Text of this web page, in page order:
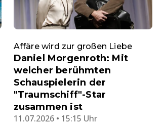
Affäre wird zur großen Liebe
Daniel Morgenroth: Mit
welcher berühmten
Schauspielerin der
"Traumschiff"-Star
zusammen ist
11.07.2026 • 15:15 Uhr